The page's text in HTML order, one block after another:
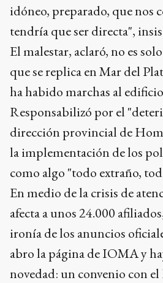
idóneo, preparado, que nos
tendría que ser directa",
El malestar, aclaró, no es
que se replica en Mar del
ha habido marchas al
Responsabilizó por el
dirección provincial de
la implementación de los
como algo "todo extraño,
En medio de la crisis de
afecta a unos 24.000
ironía de los anuncios
abro la página de IOMA y
novedad: un convenio con